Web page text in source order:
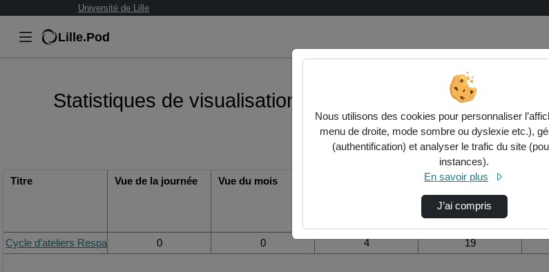
Université de Lille
Lille.Pod
Statistiques de visualisation de la vidéo Cycle
Modifier la période de
visualisation
Titre Vue de la journée Vue du mois
Vue totale depuis
Cycle d’ateliers Respadon - Webinaire (3) [2 juin 2022]
0 0 4 19
Nous utilisons des cookies pour personnaliser
menu de droite, mode sombre ou dyslexie etc.),
(authentification) et analyser le trafic du site
instances).
En savoir plus
J’ai compris